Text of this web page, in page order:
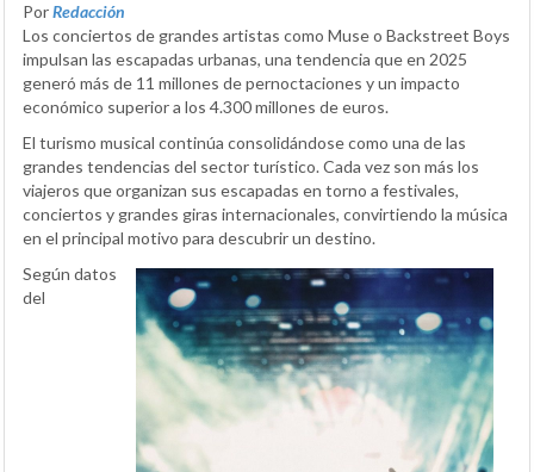
PorRedacción
Los conciertos de grandes artistas como Muse o Backstreet Boys
impulsan las escapadas urbanas, una tendencia que en 2025
generó más de 11 millones de pernoctaciones y un impacto
económico superior a los 4.300 millones de euros.
El turismo musical continúa consolidándose como una de las
grandes tendencias del sector turístico. Cada vez son más los
viajeros que organizan sus escapadas en torno a festivales,
conciertos y grandes giras internacionales, convirtiendo la música
en el principal motivo para descubrir un destino.
Según datos
del